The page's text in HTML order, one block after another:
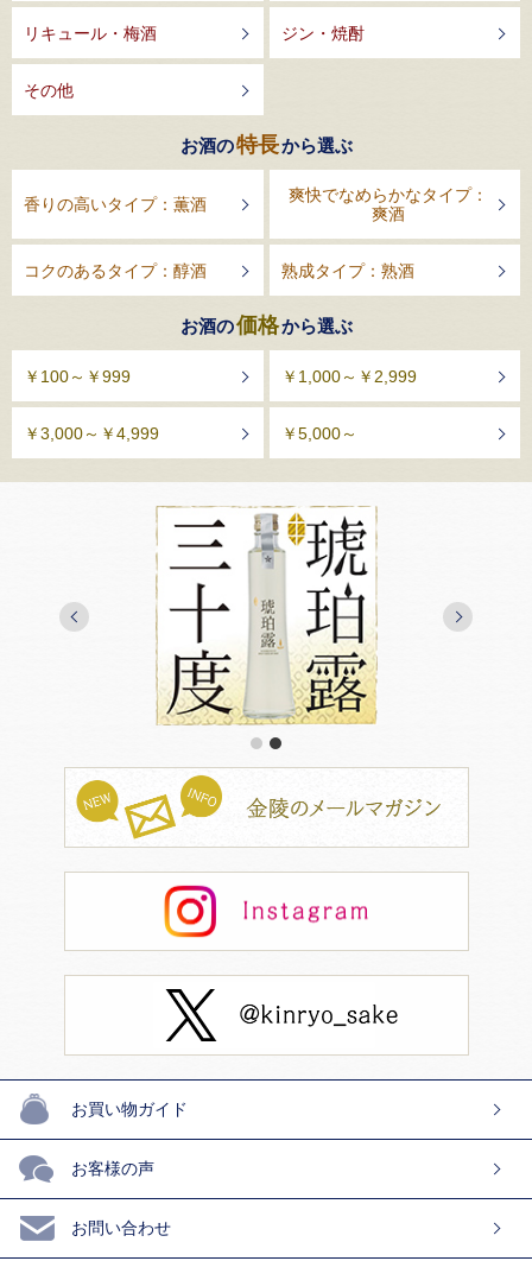
リキュール・梅酒 ジン・焼酎
その他
お酒の特長から選ぶ
香りの高いタイプ：薫酒
爽快でなめらかなタイプ：
爽酒
コクのあるタイプ：醇酒 熟成タイプ：熟酒
お酒の価格から選ぶ
￥100～￥999 ￥1,000～￥2,999
￥3,000～￥4,999 ￥5,000～
1
お買い物ガイド
お客様の声
お問い合わせ